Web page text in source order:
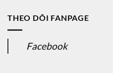
THEO DÕI FANPAGE
Facebook